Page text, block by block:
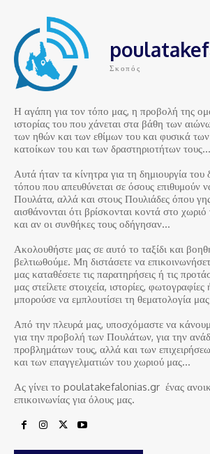
Σκοπός
Η αγάπη για τον τόπο μας, η προβολή της
ιστορίας του που χάνεται στα βάθη των
των ηθών και των εθίμων του και φυσικά
κατοίκων του και των δραστηριοτήτων τους…
Αυτά ήταν τα κίνητρα για τη δημιουργία του
τόπου που απευθύνεται σε όσους επιθυμούν
Πουλάτα, αλλά και στους Πουλιάδες όπου
αισθάνονται ότι βρίσκονται κοντά στο
και αν οι συνθήκες τους οδήγησαν…
Ακολουθήστε μας σε αυτό το ταξίδι και
βελτιωθούμε. Μη διστάσετε να
μας καταθέσετε τις παρατηρήσεις ή τις
μας στείλετε στοιχεία, ιστορίες,
μπορούσε να εμπλουτίσει τη θεματολογία
Από την πλευρά μας, υποσχόμαστε να
για την προβολή των Πουλάτων, για την
προβλημάτων τους, αλλά και των
και των επαγγελματιών του χωριού μας…
Ας γίνει το poulatakefalonias.gr ένας
επικοινωνίας για όλους μας.